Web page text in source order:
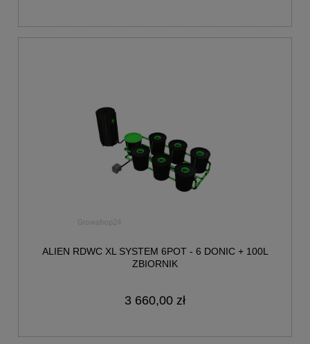
ALIEN RDWC XL SYSTEM 6POT - 6 DONIC + 100L
ZBIORNIK
3 660,00 zł